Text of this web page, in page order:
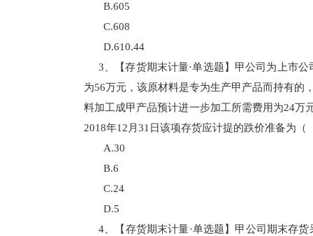
B.605
C.608
D.610.44
3、【存货期末计量·单选题】甲公司为上市
为56万元，该原材料是专为生产甲产品而持有的
料加工成甲产品预计进一步加工所需费用为24万
2018年12月31日该项存货应计提的跌价准备
A.30
B.6
C.24
D.5
4、【存货期末计量·单选题】甲公司期末存